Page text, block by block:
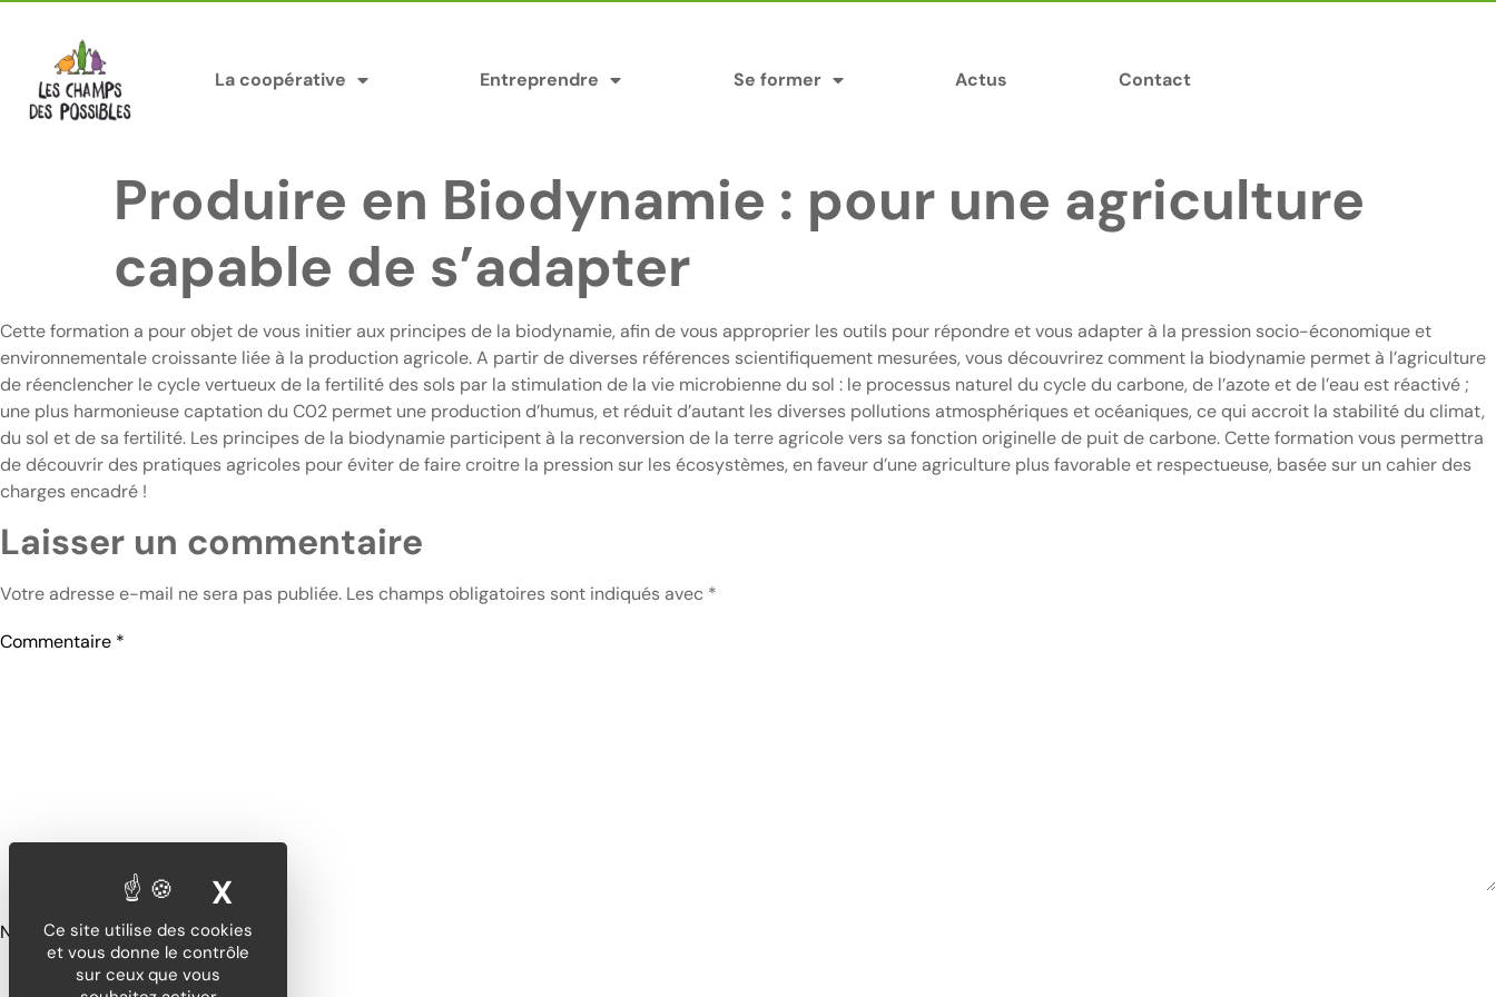
Ce site utilise des cookies
et vous donne le contrôle
sur ceux que vous
X
La coopérative Entreprendre Se former Actus Contact
Produire en Biodynamie : pour une agriculture
capable de s’adapter
Cette formation a pour objet de vous initier aux principes de la biodynamie, afin de vous approprier les outils pour répondre et vous adapter à la pression socio-économique et
environnementale croissante liée à la production agricole. A partir de diverses références scientifiquement mesurées, vous découvrirez comment la biodynamie permet à l’agriculture
de réenclencher le cycle vertueux de la fertilité des sols par la stimulation de la vie microbienne du sol : le processus naturel du cycle du carbone, de l’azote et de l’eau est réactivé ;
une plus harmonieuse captation du C02 permet une production d’humus, et réduit d’autant les diverses pollutions atmosphériques et océaniques, ce qui accroit la stabilité du climat,
du sol et de sa fertilité. Les principes de la biodynamie participent à la reconversion de la terre agricole vers sa fonction originelle de puit de carbone. Cette formation vous permettra
de découvrir des pratiques agricoles pour éviter de faire croitre la pression sur les écosystèmes, en faveur d’une agriculture plus favorable et respectueuse, basée sur un cahier des
charges encadré !
Laisser un commentaire
Votre adresse e-mail ne sera pas publiée. Les champs obligatoires sont indiqués avec *
Commentaire *
Nom *